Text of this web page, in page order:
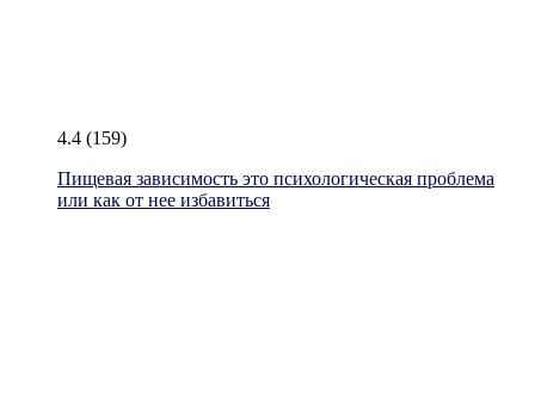
4.4 (159)
Пищевая зависимость это психологическая проблема
или как от нее избавиться